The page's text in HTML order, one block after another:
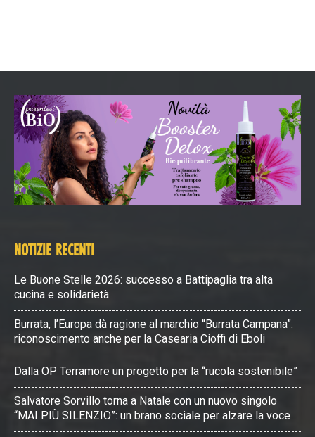
NOTIZIE RECENTI
Le Buone Stelle 2026: successo a Battipaglia tra alta
cucina e solidarietà
Burrata, l’Europa dà ragione al marchio “Burrata Campana”:
riconoscimento anche per la Casearia Cioffi di Eboli
Dalla OP Terramore un progetto per la “rucola sostenibile”
Salvatore Sorvillo torna a Natale con un nuovo singolo
“MAI PIÙ SILENZIO”: un brano sociale per alzare la voce